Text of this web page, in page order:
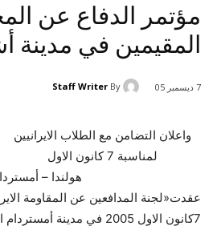
مؤتمر الدفاع عن
المقيمين في
7 ديسمبر 05 By
Staff Writer
واعلان التضامن مع الطلاب الايرانيين
لمناسبة 7 كانون الاول
هولندا –
عقدت«لجنة المدافعين عن المقاومة
7كانون الاول 2005 في مدينة